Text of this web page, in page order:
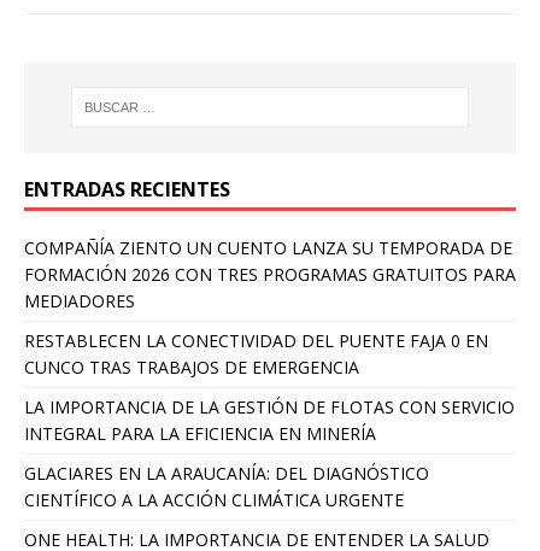
ENTRADAS RECIENTES
COMPAÑÍA ZIENTO UN CUENTO LANZA SU TEMPORADA DE
FORMACIÓN 2026 CON TRES PROGRAMAS GRATUITOS PARA
MEDIADORES
RESTABLECEN LA CONECTIVIDAD DEL PUENTE FAJA 0 EN
CUNCO TRAS TRABAJOS DE EMERGENCIA
LA IMPORTANCIA DE LA GESTIÓN DE FLOTAS CON SERVICIO
INTEGRAL PARA LA EFICIENCIA EN MINERÍA
GLACIARES EN LA ARAUCANÍA: DEL DIAGNÓSTICO
CIENTÍFICO A LA ACCIÓN CLIMÁTICA URGENTE
ONE HEALTH: LA IMPORTANCIA DE ENTENDER LA SALUD